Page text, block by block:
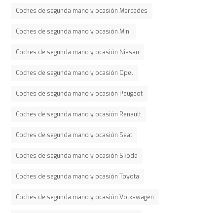
Coches de segunda mano y ocasión Mercedes
Coches de segunda mano y ocasión Mini
Coches de segunda mano y ocasión Nissan
Coches de segunda mano y ocasión Opel
Coches de segunda mano y ocasión Peugeot
Coches de segunda mano y ocasión Renault
Coches de segunda mano y ocasión Seat
Coches de segunda mano y ocasión Skoda
Coches de segunda mano y ocasión Toyota
Coches de segunda mano y ocasión Volkswagen